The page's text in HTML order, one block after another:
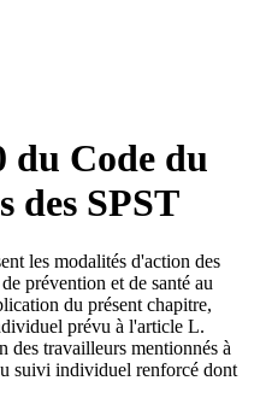
du Code du
des SPST
les modalités d'action des
prévention et de santé au
du présent chapitre,
prévu à l'article L.
des travailleurs mentionnés à
suivi individuel renforcé dont